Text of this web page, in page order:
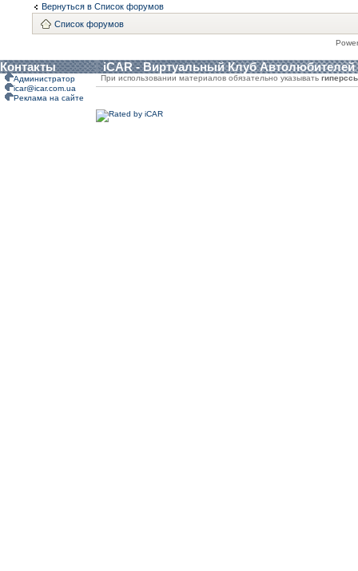
Вернуться в Список форумов
Список форумов
Контакты iCAR - Виртуальный Клуб Автолюбителей
Администратор
icar@icar.com.ua
Реклама на сайте
При использовании материалов обязательно указывать